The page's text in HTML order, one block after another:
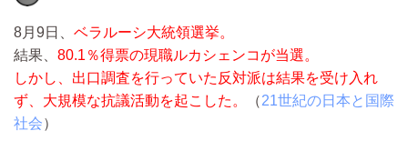
8月9日、 ベラルーシ大統領選挙。
結果、 80.1％得票の現職ルカシェンコが当選。
しかし、出口調査を行っていた反対派は結果を受け入れ
ず、大規模な抗議活動を起こした。
（21世紀の日本と国際
社会）